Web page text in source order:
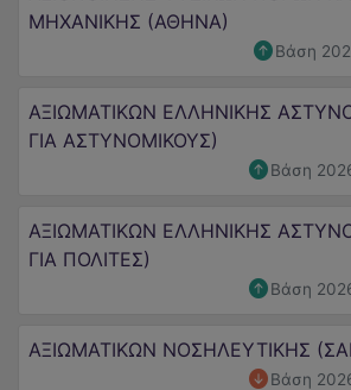
ΜΗΧΑΝΙΚΗΣ (ΑΘΗΝΑ)
Βάση
ΑΞΙΩΜΑΤΙΚΩΝ ΕΛΛΗΝΙΚΗΣ
ΓΙΑ ΑΣΤΥΝΟΜΙΚΟΥΣ)
Βάση
ΑΞΙΩΜΑΤΙΚΩΝ ΕΛΛΗΝΙΚΗΣ
ΓΙΑ ΠΟΛΙΤΕΣ)
Βάση
ΑΞΙΩΜΑΤΙΚΩΝ ΝΟΣΗΛΕΥΤΙΚΗΣ
Βάση